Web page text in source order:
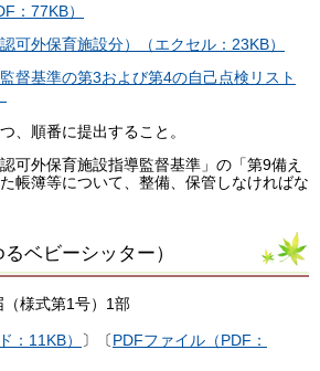
：77KB）
可外保育施設分）（エクセル：23KB）
督基準の第3および第4の自己点検リスト
、順番に提出すること。
可外保育施設指導監督基準」の「第9備え
帳簿等について、整備、保管しなければな
ベビーシッター）
様式第1号）1部
：11KB） 〕〔PDFファイル（PDF：